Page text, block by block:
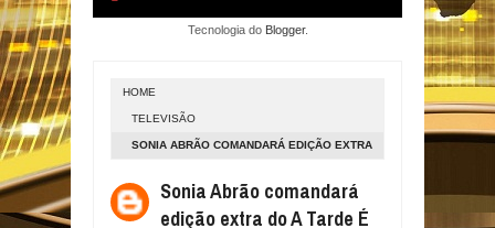
Tecnologia do Blogger.
HOME
TELEVISÃO
SONIA ABRÃO COMANDARÁ EDIÇÃO EXTRA
Sonia Abrão comandará
edição extra do A Tarde É